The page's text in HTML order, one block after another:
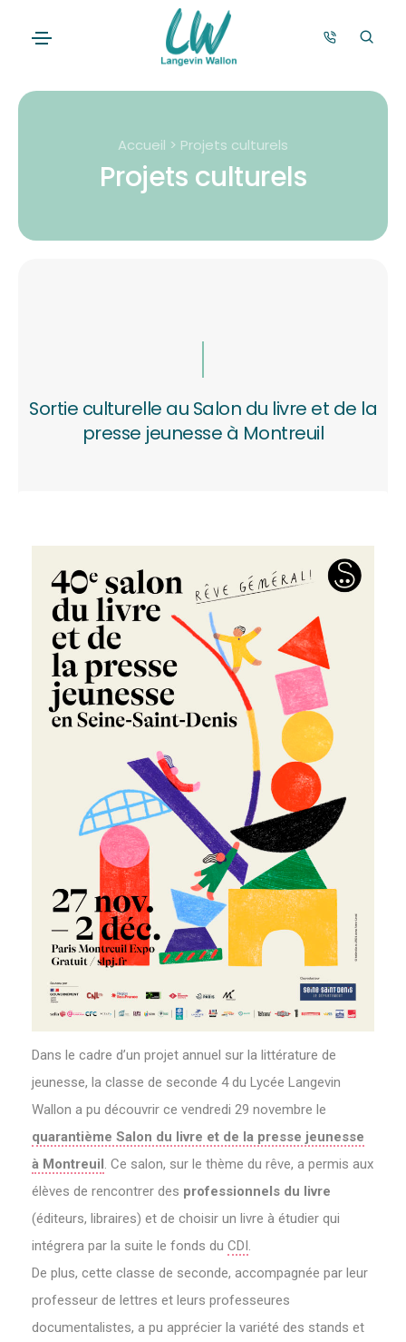
Accueil > Projets culturels
Projets culturels
Sortie culturelle au Salon du livre et de la
presse jeunesse à Montreuil
Dans le cadre d’un projet annuel sur la littérature de
jeunesse, la classe de seconde 4 du Lycée Langevin
Wallon a pu découvrir ce vendredi 29 novembre le
quarantième Salon du livre et de la presse jeunesse
à Montreuil. Ce salon, sur le thème du rêve, a permis aux
élèves de rencontrer des professionnels du livre
(éditeurs, libraires) et de choisir un livre à étudier qui
intégrera par la suite le fonds du CDI.
De plus, cette classe de seconde, accompagnée par leur
professeur de lettres et leurs professeures
documentalistes, a pu apprécier la variété des stands et